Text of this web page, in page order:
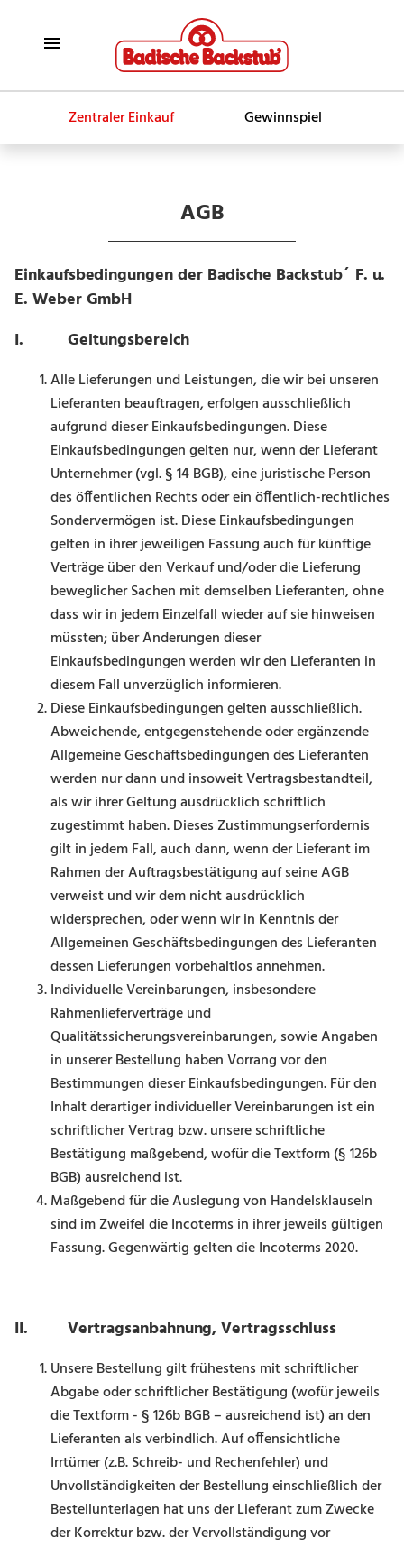
Zentraler Einkauf Gewinnspiel
AGB
Einkaufsbedingungen der Badische Backstub´ F. u.
E. Weber GmbH
I. Geltungsbereich
Alle Lieferungen und Leistungen, die wir bei unseren
Lieferanten beauftragen, erfolgen ausschließlich
aufgrund dieser Einkaufsbedingungen. Diese
Einkaufsbedingungen gelten nur, wenn der Lieferant
Un­ternehmer (vgl. § 14 BGB), eine juristische Person
des öffentlichen Rechts oder ein öffentlich-rechtliches
Sondervermögen ist. Diese Einkaufsbedingungen
gelten in ihrer jeweiligen Fassung auch für künftige
Verträge über den Verkauf und/oder die Lieferung
beweglicher Sachen mit demselben Lieferanten, ohne
dass wir in jedem Einzelfall wieder auf sie hinweisen
müssten; über Änderungen dieser
Einkaufsbedingungen werden wir den Lieferanten in
diesem Fall unverzüglich informieren.
Diese Einkaufsbedingungen gelten ausschließlich.
Abweichende, entgegenstehende oder ergänzende
Allgemeine Geschäftsbedingungen des Lieferanten
werden nur dann und insoweit Vertragsbestandteil,
als wir ihrer Geltung ausdrücklich schriftlich
zugestimmt haben. Dieses Zustimmungserfordernis
gilt in jedem Fall, auch dann, wenn der Lieferant im
Rahmen der Auftragsbestätigung auf seine AGB
verweist und wir dem nicht ausdrücklich
widersprechen, oder wenn wir in Kenntnis der
Allgemeinen Geschäftsbedingungen des Lieferanten
dessen Lieferungen vorbehaltlos annehmen.
Individuelle Vereinbarungen, insbesondere
Rahmenlieferverträge und
Qualitätssicherungsvereinbarun­gen, sowie Angaben
in unserer Bestellung haben Vorrang vor den
Bestimmungen dieser Einkaufsbedin­gungen. Für den
Inhalt derartiger individueller Vereinbarungen ist ein
schriftlicher Vertrag bzw. unsere schriftliche
Bestätigung maßgebend, wofür die Textform (§ 126b
BGB) ausreichend ist.
Maßgebend für die Auslegung von Handelsklauseln
sind im Zweifel die Incoterms in ihrer jeweils gültigen
Fassung. Gegenwärtig gelten die Incoterms 2020.
II. Vertragsanbahnung, Vertragsschluss
Unsere Bestellung gilt frühestens mit schriftlicher
Abgabe oder schriftlicher Bestätigung (wofür jeweils
die Textform - § 126b BGB – ausreichend ist) an den
Lieferanten als verbindlich. Auf offensichtliche
Irrtümer (z.B. Schreib- und Rechenfehler) und
Unvollständigkeiten der Bestellung einschließlich der
Bestellunterlagen hat uns der Lieferant zum Zwecke
der Korrektur bzw. der Vervollständigung vor